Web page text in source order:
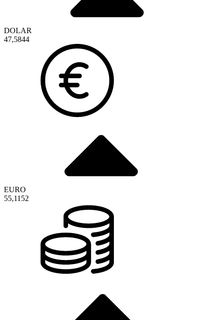
DOLAR
47,5844
EURO
55,1152